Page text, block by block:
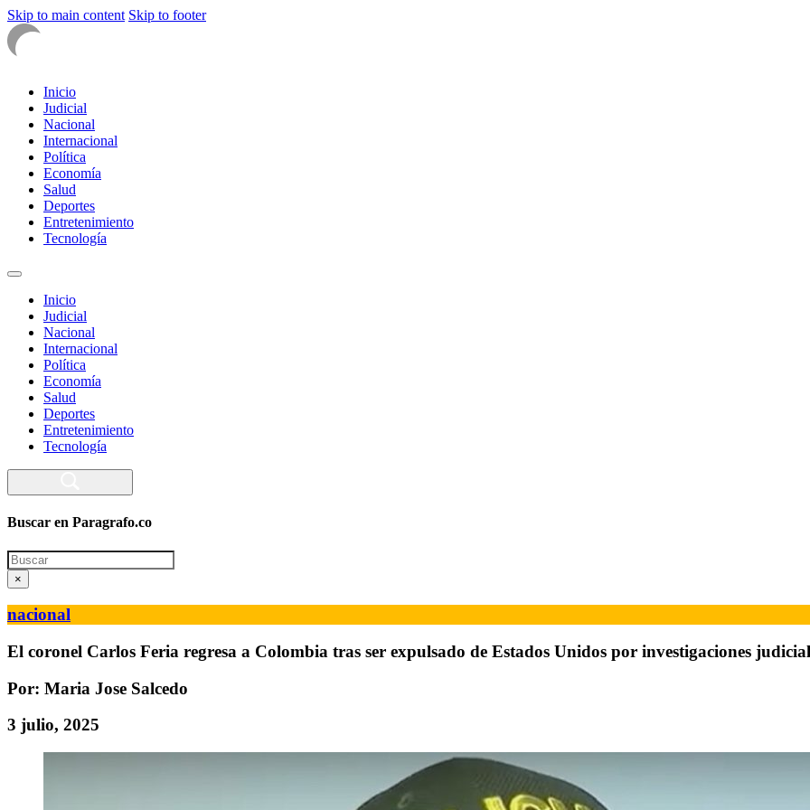
Skip to main content Skip to footer
Inicio
Judicial
Nacional
Internacional
Política
Economía
Salud
Deportes
Entretenimiento
Tecnología
Inicio
Judicial
Nacional
Internacional
Política
Economía
Salud
Deportes
Entretenimiento
Tecnología
Buscar en Paragrafo.co
Search
×
nacional
El coronel Carlos Feria regresa a Colombia tras ser expulsado de Estados Unidos por investigaciones
Por: Maria Jose Salcedo
3 julio, 2025